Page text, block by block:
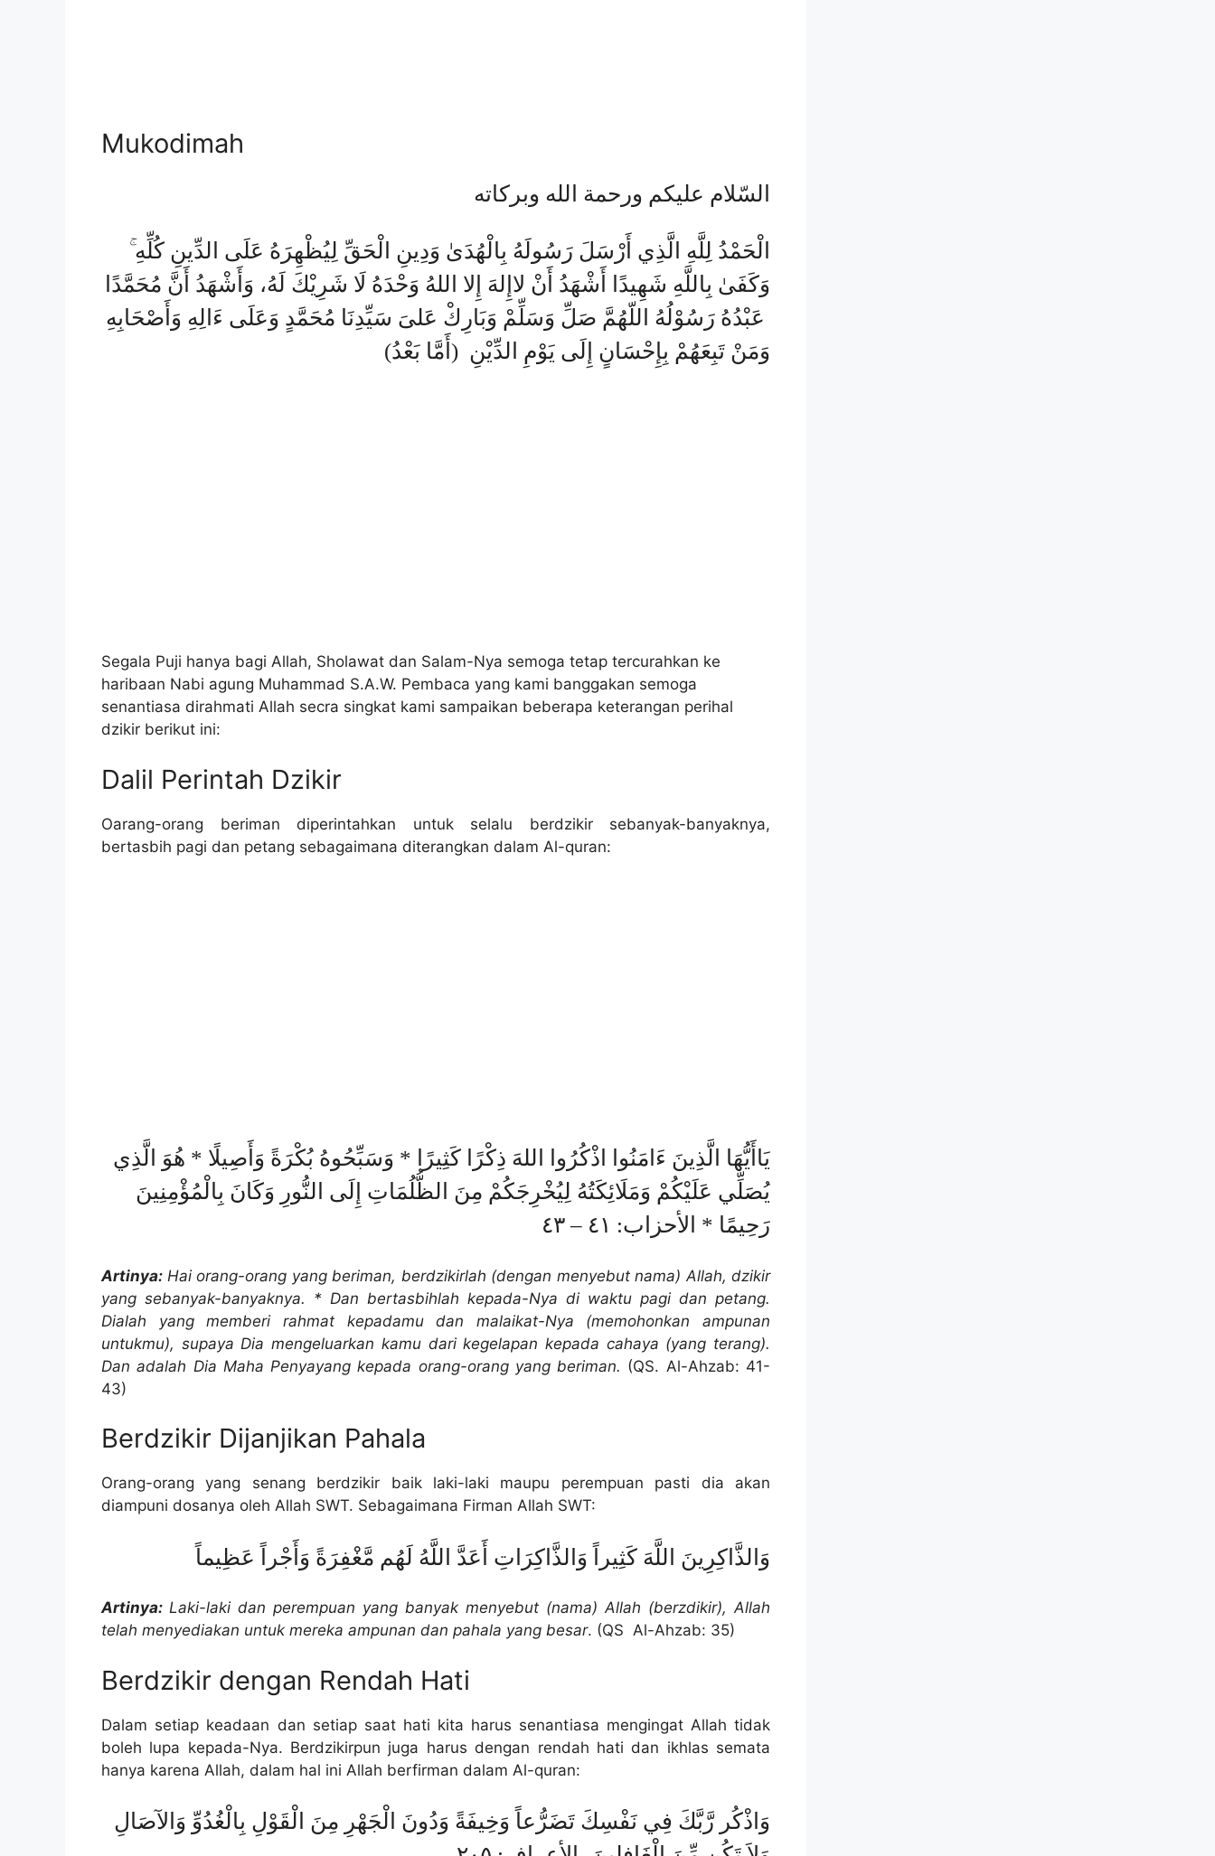
Mukodimah
السّلام عليكم ورحمة الله وبركاته
الْحَمْدُ لِلَّهِ الَّذِي أَرْسَلَ رَسُولَهُ بِالْهُدَىٰ وَدِينِ الْحَقِّ لِيُظْهِرَهُ عَلَى الدِّينِ كُلِّهِ ۚ
وَكَفَىٰ بِاللَّهِ شَهِيدًا أَشْهَدُ أَنْ لاإِلهَ إِلا اللهُ وَحْدَهُ لَا شَرِيْكَ لَهُ، وَأَشْهَدُ أَنَّ مُحَمَّدًا
عَبْدُهُ رَسُوْلُهُ اللّهُمَّ صَلِّ وَسَلِّمْ وَبَارِكْ عَلىَ سَيِّدِنَا مُحَمَّدٍ وَعَلَى ءَالِهِ وَأَصْحَابِهِ
وَمَنْ تَبِعَهُمْ بِإِحْسَانٍ إِلَى يَوْمِ الدِّيْنِ (أَمَّا بَعْدُ)
Segala Puji hanya bagi Allah, Sholawat dan Salam-Nya semoga tetap tercurahkan ke
haribaan Nabi agung Muhammad S.A.W. Pembaca yang kami banggakan semoga
senantiasa dirahmati Allah secra singkat kami sampaikan beberapa keterangan perihal
dzikir berikut ini:
Dalil Perintah Dzikir
Oarang-orang beriman diperintahkan untuk selalu berdzikir sebanyak-banyaknya,
bertasbih pagi dan petang sebagaimana diterangkan dalam Al-quran:
يَاأَيُّهَا الَّذِينَ ءَامَنُوا اذْكُرُوا اللهَ ذِكْرًا كَثِيرًا * وَسَبِّحُوهُ بُكْرَةً وَأَصِيلًا * هُوَ الَّذِي
يُصَلِّي عَلَيْكُمْ وَمَلَائِكَتُهُ لِيُخْرِجَكُمْ مِنَ الظُّلُمَاتِ إِلَى النُّورِ وَكَانَ بِالْمُؤْمِنِينَ
رَحِيمًا * الأحزاب: ٤١ – ٤٣
Artinya: Hai orang-orang yang beriman, berdzikirlah (dengan menyebut nama) Allah, dzikir
yang sebanyak-banyaknya. * Dan bertasbihlah kepada-Nya di waktu pagi dan petang.
Dialah yang memberi rahmat kepadamu dan malaikat-Nya (memohonkan ampunan
untukmu), supaya Dia mengeluarkan kamu dari kegelapan kepada cahaya (yang terang).
Dan adalah Dia Maha Penyayang kepada orang-orang yang beriman. (QS. Al-Ahzab: 41-
43)
Berdzikir Dijanjikan Pahala
Orang-orang yang senang berdzikir baik laki-laki maupu perempuan pasti dia akan
diampuni dosanya oleh Allah SWT. Sebagaimana Firman Allah SWT:
وَالذَّاكِرِينَ اللَّهَ كَثِيراً وَالذَّاكِرَاتِ أَعَدَّ اللَّهُ لَهُم مَّغْفِرَةً وَأَجْراً عَظِيماً
Artinya: Laki-laki dan perempuan yang banyak menyebut (nama) Allah (berzdikir), Allah
telah menyediakan untuk mereka ampunan dan pahala yang besar. (QS Al-Ahzab: 35)
Berdzikir dengan Rendah Hati
Dalam setiap keadaan dan setiap saat hati kita harus senantiasa mengingat Allah tidak
boleh lupa kepada-Nya. Berdzikirpun juga harus dengan rendah hati dan ikhlas semata
hanya karena Allah, dalam hal ini Allah berfirman dalam Al-quran:
وَاذْكُر رَّبَّكَ فِي نَفْسِكَ تَضَرُّعاً وَخِيفَةً وَدُونَ الْجَهْرِ مِنَ الْقَوْلِ بِالْغُدُوِّ وَالآصَالِ